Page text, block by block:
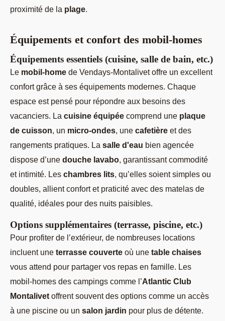
proximité de la plage.
Équipements et confort des mobil-homes
Équipements essentiels (cuisine, salle de bain, etc.)
Le mobil-home de Vendays-Montalivet offre un excellent
confort grâce à ses équipements modernes. Chaque
espace est pensé pour répondre aux besoins des
vacanciers. La cuisine équipée comprend une plaque
de cuisson, un micro-ondes, une cafetière et des
rangements pratiques. La salle d'eau bien agencée
dispose d’une douche lavabo, garantissant commodité
et intimité. Les chambres lits, qu’elles soient simples ou
doubles, allient confort et praticité avec des matelas de
qualité, idéales pour des nuits paisibles.
Options supplémentaires (terrasse, piscine, etc.)
Pour profiter de l’extérieur, de nombreuses locations
incluent une terrasse couverte où une table chaises
vous attend pour partager vos repas en famille. Les
mobil-homes des campings comme l’Atlantic Club
Montalivet offrent souvent des options comme un accès
à une piscine ou un salon jardin pour plus de détente.